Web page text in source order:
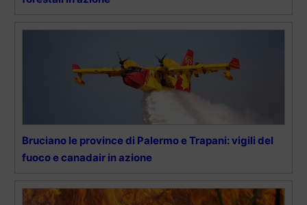
Bruciano le province di Palermo e Trapani: vigili del
fuoco e canadair in azione